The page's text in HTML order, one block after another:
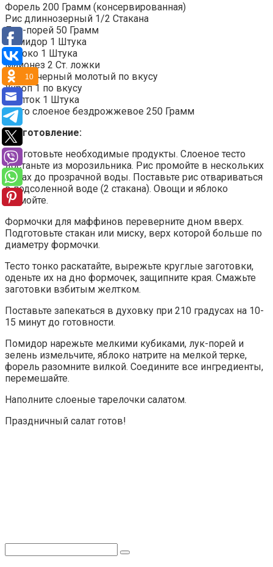
Форель 200 Грамм (консервированная)
Рис длиннозерный 1/2 Стакана
Лук-порей 50 Грамм
Помидор 1 Штука
Яблоко 1 Штука
Майонез 2 Ст. ложки
Перец черный молотый по вкусу
Укроп 1 по вкусу
Желток 1 Штука
Тесто слоеное бездрожжевое 250 Грамм
Приготовление:
Подготовьте необходимые продукты. Слоеное тесто
достаньте из морозильника. Рис промойте в нескольких
водах до прозрачной воды. Поставьте рис отвариваться
в подсоленной воде (2 стакана). Овощи и яблоко
вымойте.
Формочки для маффинов переверните дном вверх.
Подготовьте стакан или миску, верх которой больше по
диаметру формочки.
Тесто тонко раскатайте, вырежьте круглые заготовки,
оденьте их на дно формочек, защипните края. Смажьте
заготовки взбитым желтком.
Поставьте запекаться в духовку при 210 градусах на 10-
15 минут до готовности.
Помидор нарежьте мелкими кубиками, лук-порей и
зелень измельчите, яблоко натрите на мелкой терке,
форель разомните вилкой. Соедините все ингредиенты,
перемешайте.
Наполните слоеные тарелочки салатом.
Праздничный салат готов!
10